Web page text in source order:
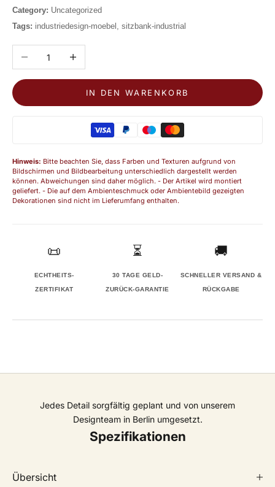
Category: Uncategorized
Tags: industriedesign-moebel, sitzbank-industrial
Anzahl verringernAnzahl erhöhen
IN DEN WARENKORB
Hinweis: Bitte beachten Sie, dass Farben und Texturen aufgrund von
Bildschirmen und Bildbearbeitung unterschiedlich dargestellt werden
können. Abweichungen sind daher möglich. - Der Artikel wird montiert
geliefert. - Die auf dem Ambienteschmuck oder Ambientebild gezeigten
Dekorationen sind nicht im Lieferumfang enthalten.
📜
ECHTHEITS-
ZERTIFIKAT
⏳
30 TAGE GELD-
ZURÜCK-GARANTIE
🚚
SCHNELLER VERSAND &
RÜCKGABE
Jedes Detail sorgfältig geplant und von unserem
Designteam in Berlin umgesetzt.
Spezifikationen
Übersicht